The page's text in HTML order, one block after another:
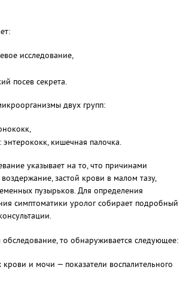
исследование,
посев секрета.
двух групп:
энтерококк, кишечная палочка.
указывает на то, что причинами
застой крови в малом тазу,
пузырьков. Для определения
симптоматики уролог собирает подробный
то обнаруживается следующее:
и мочи — показатели воспалительного